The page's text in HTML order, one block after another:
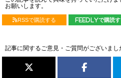
お願いします。
RSSで購読する feedlyで購読す
記事に関するご意見・ご質問がございまし